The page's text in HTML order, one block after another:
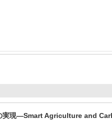
の実現—Smart Agriculture and